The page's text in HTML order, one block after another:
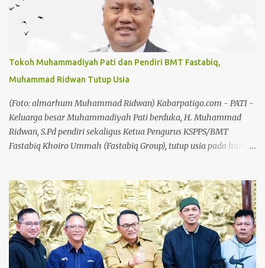
Kuansing. Hadiman, sebelumnya menjabat sebagai Aspidsus
Kejaksaan Tinggi Sumatera Barat dan pernah menjadi Kajari
Kuantan Singingi, Riau. Baca juga: Hari Jadi Koperasi ke 79,
Chandra: Koperasi Harus Jadi Penggerak Ekonomi Kerakyatan
Baca juga: Chandra: Pekan Kreasi Bakal Jadi Agenda Tahunan
Karier Hadiman menanjak saat menjabat sebagai Kajari
Kuansing pada tahun 2021. Berbagai kasus yang menjadi
perhatian publik dibongkarnya tanpa pandang bulu. Terutama
proyek tiga pilar. ...
Tokoh Muhammadiyah Pati dan Pendiri BMT Fastabiq,
Muhammad Ridwan Tutup Usia
(Foto: almarhum Muhammad Ridwan) Kabarpatigo.com - PATI -
Keluarga besar Muhammadiyah Pati berduka, H. Muhammad
Ridwan, S.Pd pendiri sekaligus Ketua Pengurus KSPPS/BMT
Fastabiq Khoiro Ummah (Fastabiq Group), tutup usia pada hari
Muhammadiyah Pati dan juga diperjelas oleh jaringan lembaga
yang terafiliasi dengan beliau, di antaranya Keluarga Besar BMT
Fastabiq, RSU Fastabiq Sehat PKU Muhammadiyah, serta
berbagai elemen masyarakat dan instansi di Kabupaten Pati.
Semasa hidupnya, almarhum dikenal sebagai tokoh penggerak
ekonomi syariah dan sosial yang sangat berpengaruh, khususnya